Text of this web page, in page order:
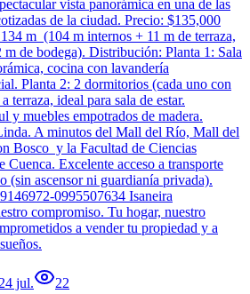
vista panorámica en una de las
de la ciudad. Precio: $135,000
m (104 m internos + 11 m de terraza,
de bodega). Distribución: Planta 1: Sala
cocina con lavandería
Planta 2: 2 dormitorios (cada uno con
terraza, ideal para sala de estar.
y muebles empotrados de madera.
A minutos del Mall del Río, Mall del
Bosco y la Facultad de Ciencias
Cuenca. Excelente acceso a transporte
(sin ascensor ni guardianía privada).
0995507634 Isaneira
compromiso. Tu hogar, nuestro
a vender tu propiedad y a
24 jul. 22